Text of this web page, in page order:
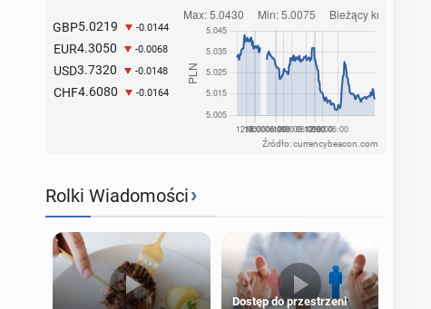
GBP5.0219 -0.0144
EUR4.3050 -0.0068
USD3.7320 -0.0148
CHF4.6080 -0.0164
Źródło: currencybeacon.com
Rolki Wiadomości›
Dostęp do przestrzeni